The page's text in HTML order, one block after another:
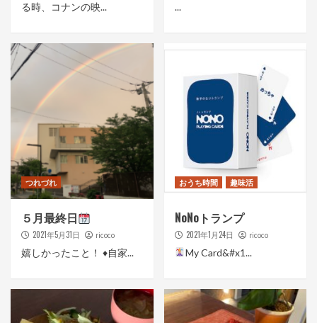
る時、コナンの映...
...
つれづれ
５月最終日
2021年5月31日 ricoco
嬉しかったこと！ ♦︎自家...
おうち時間 趣味活
NoNoトランプ
2021年1月24日 ricoco
My Card&#x1...